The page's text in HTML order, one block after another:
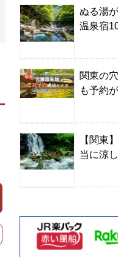
ぬる湯
温泉宿
関東の
も予約
【関東
当に涼